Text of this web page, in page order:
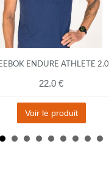
ENDURE ATHLETE 2.0
22.0 €
Voir le produit